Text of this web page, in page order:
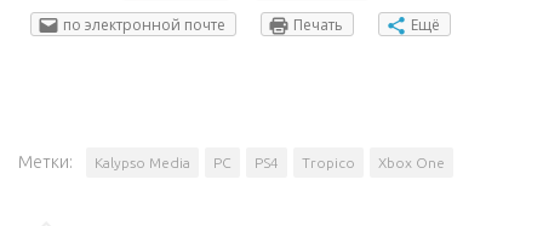
по электронной почте
Печать Ещё
Метки: Kalypso Media PC PS4 Tropico Xbox One